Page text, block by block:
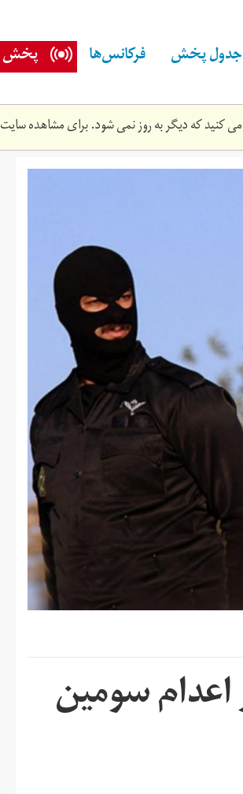
جدول پخش فرکانس‌ها پخش
کنید که دیگر به روز نمی شود. برای مشاهده
اعدام سومین